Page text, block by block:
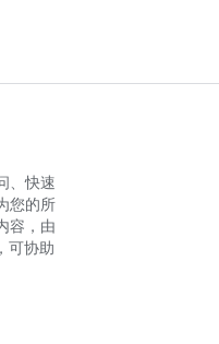
、快速
您的所
容，由
可协助